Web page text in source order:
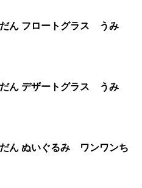
ノラネコぐんだん フロートグラス うみ
ノラネコぐんだん デザートグラス うみ
だん ぬいぐるみ ワンワンち